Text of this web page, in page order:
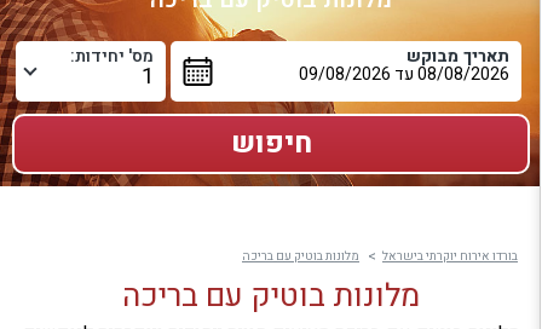
תאריך מבוקש מס' יחידות:
בורדו אירוח יוקרתי בישראל מלונות בוטיק עם בריכה
מלונות בוטיק עם בריכה